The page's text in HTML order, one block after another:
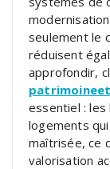
seulement le
réduisent
approfondir,
essentiel :
logements
maîtrisée, ce
valorisation